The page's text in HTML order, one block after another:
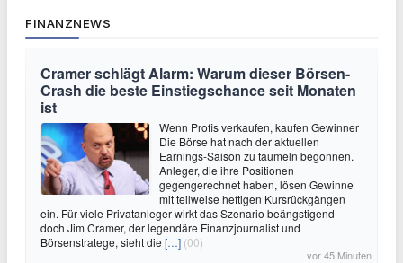
FINANZNEWS
Cramer schlägt Alarm: Warum dieser Börsen-
Crash die beste Einstiegschance seit Monaten
ist
Wenn Profis verkaufen, kaufen Gewinner
Die Börse hat nach der aktuellen
Earnings-Saison zu taumeln begonnen.
Anleger, die ihre Positionen
gegengerechnet haben, lösen Gewinne
mit teilweise heftigen Kursrückgängen
ein. Für viele Privatanleger wirkt das Szenario beängstigend –
doch Jim Cramer, der legendäre Finanzjournalist und
Börsenstratege, sieht die […] (00)
vor 45 Minuten